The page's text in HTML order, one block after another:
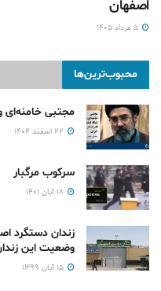
اصفهان
محبوب‌ترین‌ها
مجتبی
سرکوب مرگبار
زندان دستگرد
وضعیت این